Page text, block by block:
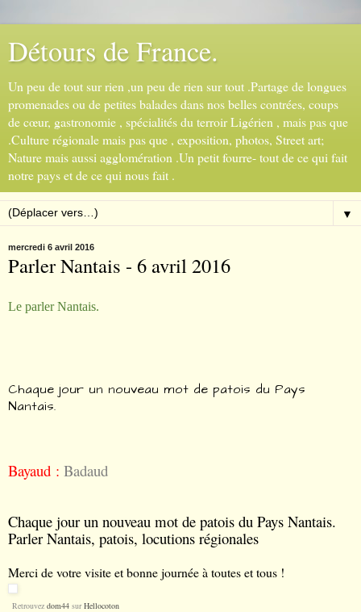
Détours de France.
Un peu de tout sur rien ,un peu de rien sur tout .Partage de longues
promenades ou de petites balades dans nos belles contrées, coups
de cœur, gastronomie , spécialités du terroir Ligérien , mais pas que
.Culture régionale mais pas que , exposition, photos, Street art;
Nature mais aussi agglomération .Un petit fourre- tout de ce qui fait
notre pays et de ce qui nous fait .
▼
mercredi 6 avril 2016
Parler Nantais - 6 avril 2016
Le parler Nantais.
Chaque jour un nouveau mot de patois du Pays
Nantais.
Bayaud : Badaud
Chaque jour un nouveau mot de patois du Pays Nantais.
Parler Nantais, patois, locutions régionales
Merci de votre visite et bonne journée à toutes et tous !
Retrouvez dom44 sur Hellocoton